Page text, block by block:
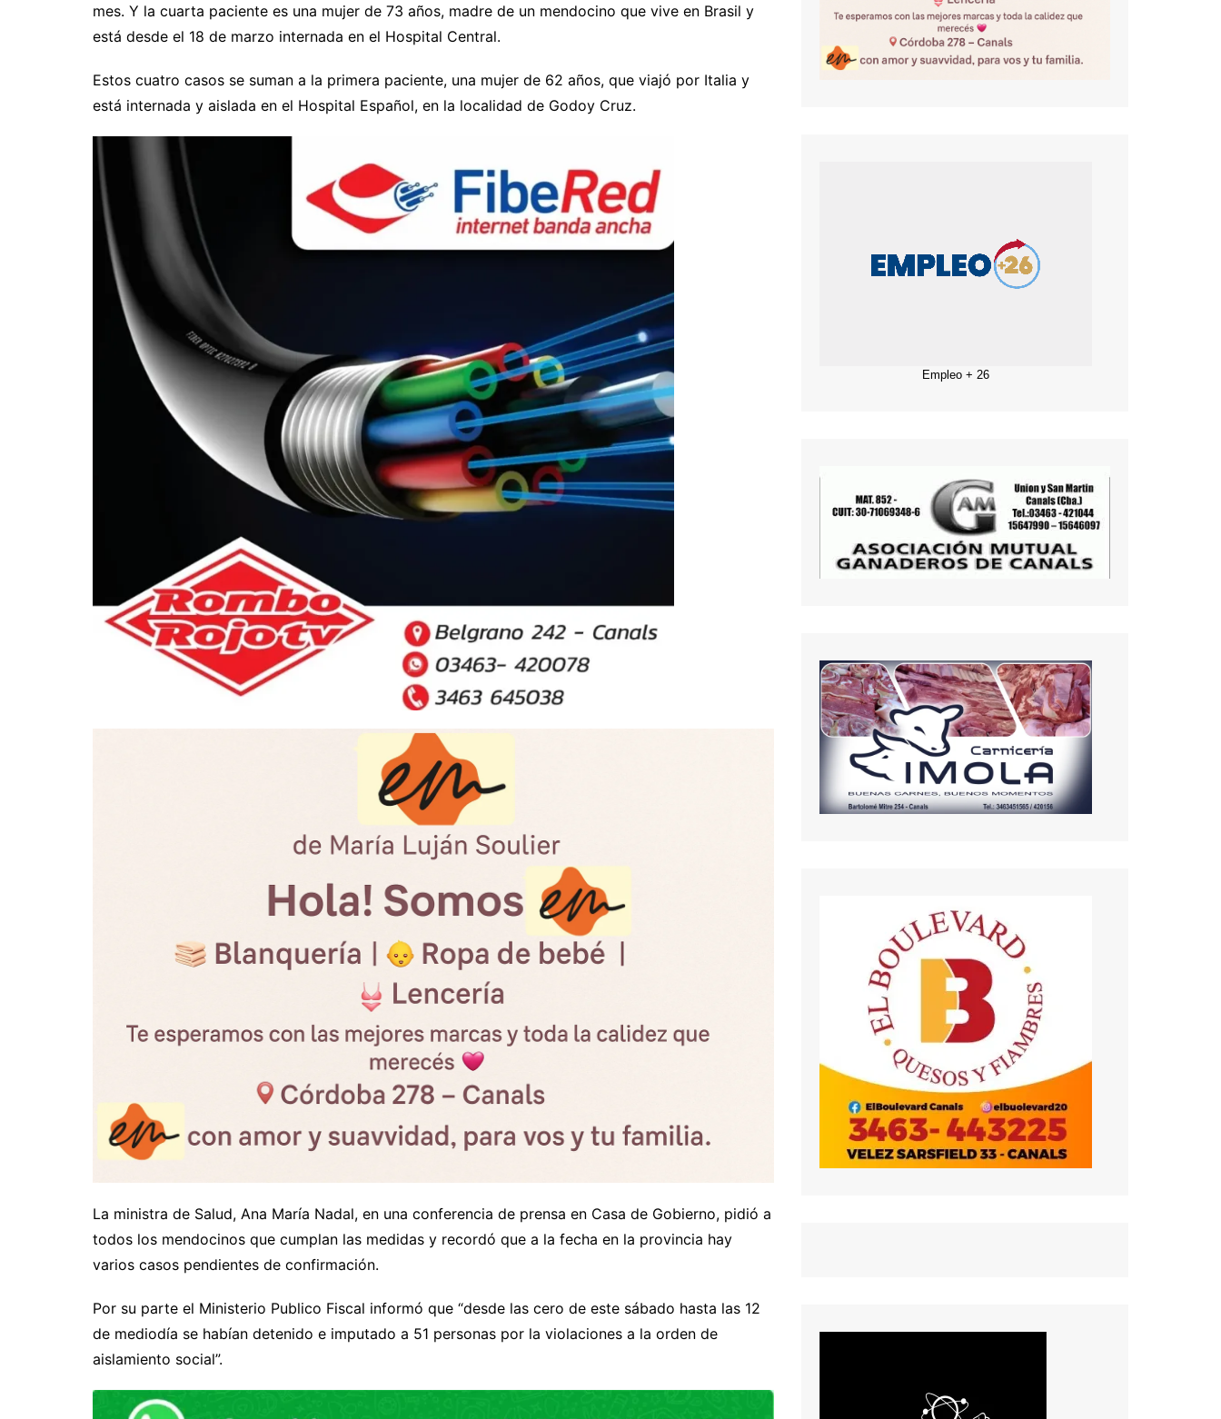
mes. Y la cuarta paciente es una mujer de 73 años, madre de un mendocino que vive en Brasil y
está desde el 18 de marzo internada en el Hospital Central.
Estos cuatro casos se suman a la primera paciente, una mujer de 62 años, que viajó por Italia y
está internada y aislada en el Hospital Español, en la localidad de Godoy Cruz.
La ministra de Salud, Ana María Nadal, en una conferencia de prensa en Casa de Gobierno, pidió a
todos los mendocinos que cumplan las medidas y recordó que a la fecha en la provincia hay
varios casos pendientes de confirmación.
Por su parte el Ministerio Publico Fiscal informó que “desde las cero de este sábado hasta las 12
de mediodía se habían detenido e imputado a 51 personas por la violaciones a la orden de
aislamiento social”.
Empleo + 26